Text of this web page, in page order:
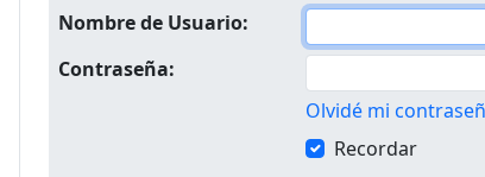
Nombre de Usuario:
Contraseña:
Olvidé mi
Recordar